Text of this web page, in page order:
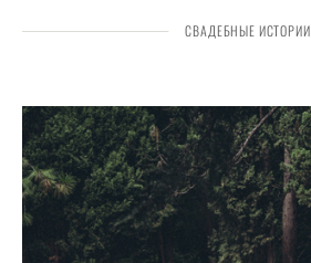
СВАДЕБНЫЕ ИСТОРИИ